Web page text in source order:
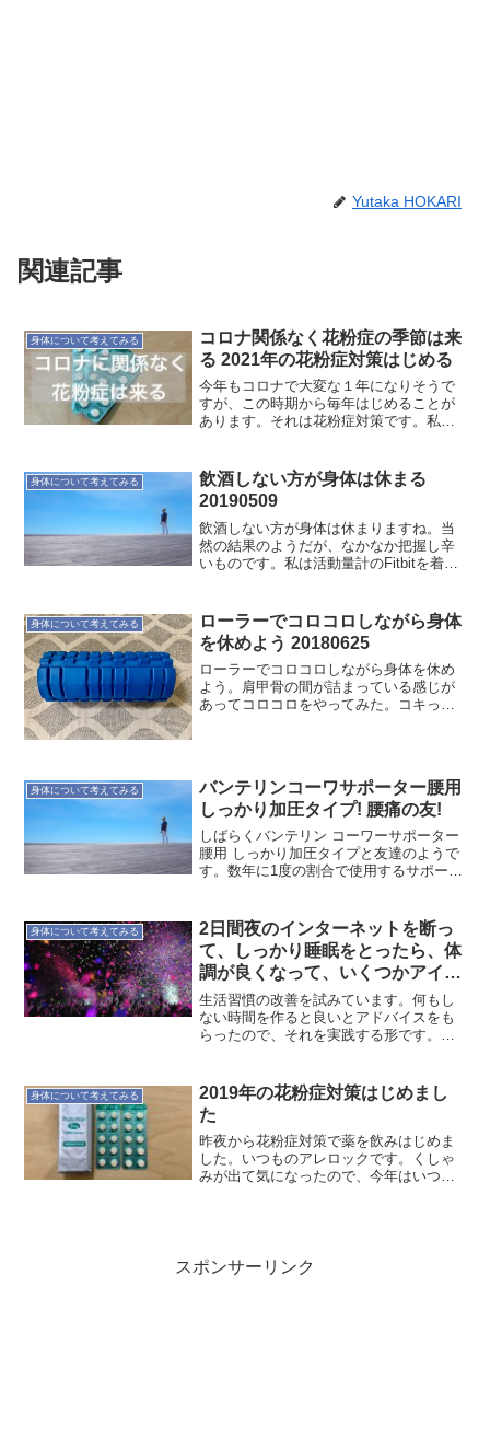
Yutaka HOKARI
関連記事
身体について考えてみる
コロナ関係なく花粉症の季節は来
る 2021年の花粉症対策はじめる
今年もコロナで大変な１年になりそうで
すが、この時期から毎年はじめることが
あります。それは花粉症対策です。私の
現れるからです。日本気象協会の昨年予
測第2報によると、東京で...
身体について考えてみる
飲酒しない方が身体は休まる
20190509
飲酒しない方が身体は休まりますね。当
然の結果のようだが、なかなか把握し辛
いものです。私は活動量計のFitbitを着け
かり下がっています。就寝時に一番下が
りますが、昨夜は...
身体について考えてみる
ローラーでコロコロしながら身体
を休めよう 20180625
ローラーでコロコロしながら身体を休め
よう。肩甲骨の間が詰まっている感じが
あってコロコロをやってみた。コキっと
身体について考えてみる
バンテリンコーワサポーター腰用
しっかり加圧タイプ! 腰痛の友!
しばらくバンテリン コーワーサポーター
腰用 しっかり加圧タイプと友達のようで
す。数年に1度の割合で使用するサポータ
ですが…とは言っても、今は大変な状況
で、昨日夕方から...
身体について考えてみる
2日間夜のインターネットを断っ
て、しっかり睡眠をとったら、体
調が良くなって、いくつかアイデ
アが降ってきた 20180822
生活習慣の改善を試みています。何もし
ない時間を作ると良いとアドバイスをも
らったので、それを実践する形です。
況。睡眠時間を削れば時間は作れます
が、コンディションが落ちて...
身体について考えてみる
2019年の花粉症対策はじめまし
た
昨夜から花粉症対策で薬を飲みはじめま
した。いつものアレロックです。くしゃ
みが出て気になったので、今年はいつも
スポンサーリンク